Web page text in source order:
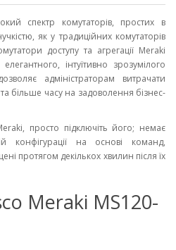
спектр комутаторів, простих в
як у традиційних комутаторів
доступу та агрегації Meraki
інтуїтивно зрозумілого
адміністраторам витрачати
більше часу на задоволення бізнес-
просто підключіть його; немає
конфігурації на основі команд,
протягом декількох хвилин після їх
Meraki MS120-